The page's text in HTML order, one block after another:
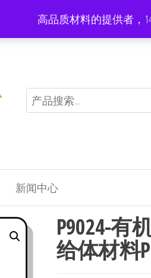
Limited offer: -20% on
新闻中心
P9024-有
给体材料
高品质材料的提供者，